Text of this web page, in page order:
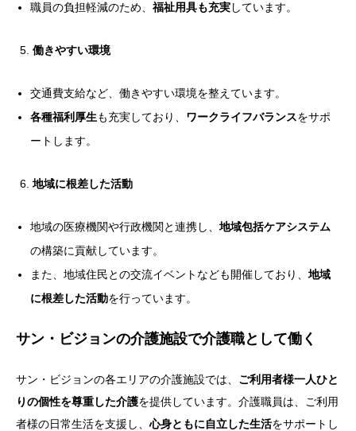
職員の負担軽減のため、福祉用具も充実しています。
働きやすい環境
交通費支給など、働きやすい環境を整えています。
各種福利厚生も充実しており、 ワークライフバランスをサポ
ートします。
地域に根差した活動
地域の医療機関や行政機関と連携し、地域包括ケアシステム
の構築に貢献しています。
また、地域住民との交流イベントなども開催しており、地域
に根差した活動を行っています。
サン・ビジョンの介護施設で介護職として働く
サン・ビジョンの各エリアの介護施設では、 ご利用者様一人ひと
りの個性を尊重した介護を提供しています。介護職員は、ご利用
者様の日常生活を支援し、 心身ともに自立した生活をサポートし